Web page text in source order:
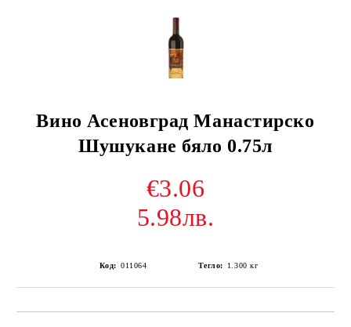
Вино Асеновград Манастирско
Шушукане бяло 0.75л
€3.06
5.98лв.
Код: 011064 Тегло: 1.300 кг